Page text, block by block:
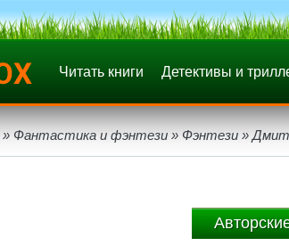
Читать книги Детективы и
» Фантастика и фэнтези » Фэнтези »